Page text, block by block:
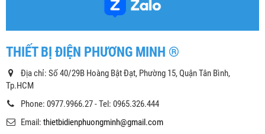
THIẾT BỊ ĐIỆN PHƯƠNG MINH ®
Địa chỉ: Số 40/29B Hoàng Bật Đạt, Phường 15, Quận Tân Bình,
Tp.HCM
Phone: 0977.9966.27 - Tel: 0965.326.444
Email: thietbidienphuongminh@gmail.com